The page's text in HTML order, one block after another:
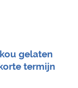
gelaten
termijn